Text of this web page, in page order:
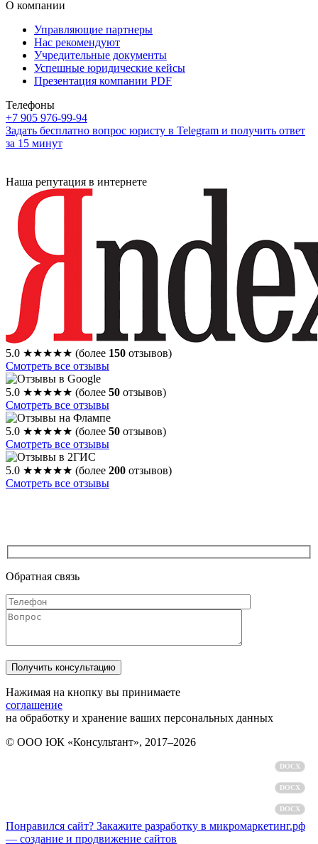
О компании
Управляющие партнеры
Нас рекомендуют
Учредительные документы
Успешные юридические кейсы
Презентация компании PDF
Телефоны
+7 905 976-99-94
Задать бесплатно вопрос юристу в Telegram и получить ответ
за 15 минут
Наша репутация в интернете
5.0 ★★★★★ (более 150 отзывов)
Смотреть все отзывы
5.0 ★★★★★ (более 50 отзывов)
Смотреть все отзывы
5.0 ★★★★★ (более 50 отзывов)
Смотреть все отзывы
5.0 ★★★★★ (более 200 отзывов)
Смотреть все отзывы
Обратная связь
Нажимая на кнопку вы принимаете
соглашение
на обработку и хранение ваших персональных данных
© ООО ЮК «Консультант», 2017–2026
DOCX
DOCX
DOCX
Понравился сайт? Закажите разработку в микромаркетинг.рф
— создание и продвижение сайтов